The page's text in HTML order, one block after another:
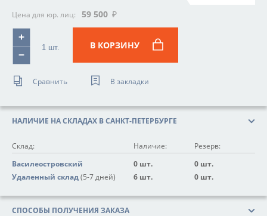
Цена для юр. лиц: 59 500 ₽
В КОРЗИНУ
Сравнить В закладки
НАЛИЧИЕ НА СКЛАДАХ В САНКТ-ПЕТЕРБУРГЕ
Склад: Наличие:
Резерв:
Василеостровский
0 шт.
0 шт.
Удаленный склад(5-7 дней) 6 шт. 0 шт.
СПОСОБЫ ПОЛУЧЕНИЯ ЗАКАЗА